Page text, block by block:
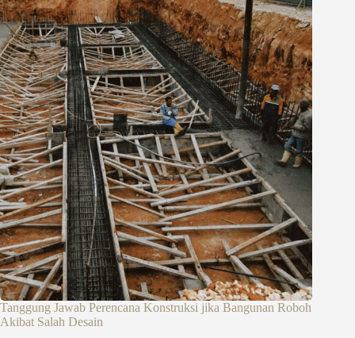
Tanggung Jawab Perencana Konstruksi jika Bangunan Roboh
Akibat Salah Desain